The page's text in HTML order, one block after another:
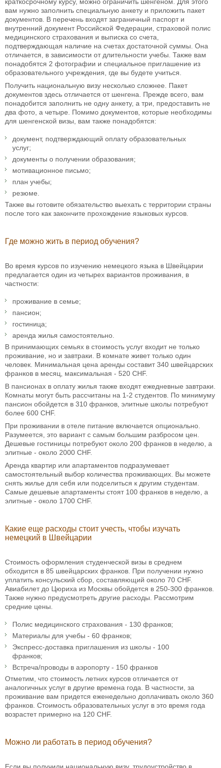
вам нужно заполнить специальную анкету и приложить пакет
документов. В перечень входят заграничный паспорт и
внутренний документ Российской Федерации, страховой полис
медицинского страхования и выписка со счета,
подтверждающая наличие на счетах достаточной суммы. Она
отличается, в зависимости от длительности учебы. Также вам
понадобятся 2 фотографии и специальное приглашение из
образовательного учреждения, где вы будете учиться.
Получить национальную визу несколько сложнее. Пакет
документов здесь отличается от шенгена. Прежде всего, вам
понадобится заполнить не одну анкету, а три, предоставить не
два фото, а четыре. Помимо документов, которые необходимы
для шенгенской визы, вам также понадобятся:
документ, подтверждающий оплату образовательных
услуг;
документы о получении образования;
мотивационное письмо;
план учебы;
резюме.
Также вы готовите обязательство выехать с территории страны
после того как закончите прохождение языковых курсов.
Где можно жить в период обучения?
Во время курсов по изучению немецкого языка в Швейцарии
предлагается один из четырех вариантов проживания, в
частности:
проживание в семье;
пансион;
гостиница;
аренда жилья самостоятельно.
В принимающих семьях в стоимость услуг входит не только
проживание, но и завтраки. В комнате живет только один
человек. Минимальная цена аренды составит 340 швейцарских
франков в месяц, максимальная - 520 CHF.
В пансионах в оплату жилья также входят ежедневные завтраки.
Комнаты могут быть рассчитаны на 1-2 студентов. По минимуму
пансион обойдется в 310 франков, элитные школы потребуют
более 600 CHF.
При проживании в отеле питание включается опционально.
Разумеется, это вариант с самым большим разбросом цен.
Дешевые гостиницы потребуют около 200 франков в неделю, а
элитные - около 2000 CHF.
Аренда квартир или апартаментов подразумевает
самостоятельный выбор количества проживающих. Вы можете
снять жилье для себя или подселиться к другим студентам.
Самые дешевые апартаменты стоят 100 франков в неделю, а
элитные - около 1700 CHF.
Какие еще расходы стоит учесть, чтобы изучать
немецкий в Швейцарии
Стоимость оформления студенческой визы в среднем
обходится в 85 швейцарских франков. При получении нужно
уплатить консульский сбор, составляющий около 70 CHF.
Авиабилет до Цюриха из Москвы обойдется в 250-300 франков.
Также нужно предусмотреть другие расходы. Рассмотрим
средние цены.
Полис медицинского страхования - 130 франков;
Материалы для учебы - 60 франков;
Экспресс-доставка приглашения из школы - 100
франков;
Встреча/проводы в аэропорту - 150 франков
Отметим, что стоимость летних курсов отличается от
аналогичных услуг в другие времена года. В частности, за
проживание вам придется еженедельно доплачивать около 360
франков. Стоимость образовательных услуг в это время года
возрастет примерно на 120 CHF.
Можно ли работать в период обучения?
Если вы получили национальную визу, трудоустройство в